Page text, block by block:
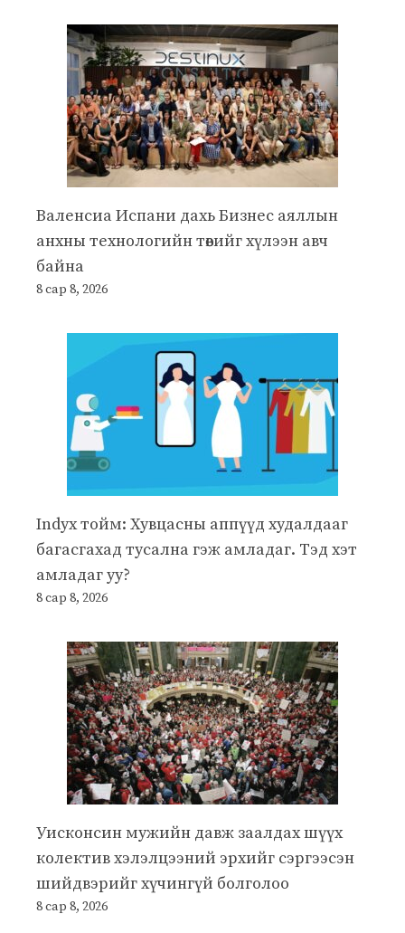
Валенсиа Испани дахь Бизнес аяллын
анхны технологийн төвийг хүлээн авч
байна
8 сар 8, 2026
Indyx тойм: Хувцасны аппүүд худалдааг
багасгахад тусална гэж амладаг. Тэд хэт
амладаг уу?
8 сар 8, 2026
Уисконсин мужийн давж заалдах шүүх
колектив хэлэлцээний эрхийг сэргээсэн
шийдвэрийг хүчингүй болголоо
8 сар 8, 2026